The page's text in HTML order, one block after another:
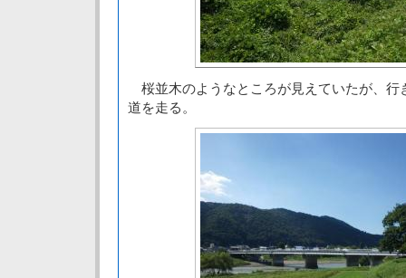
桜並木のようなところが見えていたが、行
道を走る。